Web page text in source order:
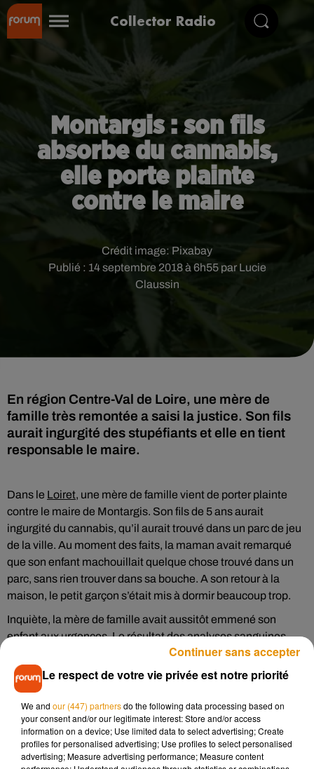
Collector Radio
Montargis : son fils
absorbe du cannabis,
elle porte plainte
contre le maire
Publié : 14 septembre 2018 à 6h55 par Lucie
Claussin
Crédit image: Pixabay
En région Centre-Val de Loire, une mère de
famille très remontée a saisi la justice. Son fils
aurait ingurgité des stupéfiants et elle en tient
responsable le maire.
Dans le Loiret, une mère de famille vient de porter plainte
contre le maire de Montargis. Son fils de 5 ans aurait
ingurgité du cannabis, qu’il aurait trouvé dans un parc de jeu
de la ville. Au moment des faits, la maman avait remarqué
que son enfant machouillait quelque chose trouvé dans un
parc, sans rien trouver dans sa bouche. A son retour à la
maison, le petit garçon s’était mis à dormir beaucoup trop.
Inquiète, la mère de famille avait aussitôt emmené son
enfant aux urgences. Le résultat des analyses sanguines
était sans appel : il avait ingurgité du cannabis. Le maire
s’est défendu en assurant qu’il n’y avait pas de drogue dans
les parcs de la ville et que c’était peut être les parents qui lui
en auraient fait manger. Cet incident a mis en alerte les
services sociaux qui ont diligenté une enquête à l’encontre
de cette famille selon nos confrères de la République du
Centre. En parallèle, le maire deMontargisa assuré qu’il fera
Le respect de votre vie privée est notre priorité
We and our (447) partnersdo the following data processing based on
your consent and/or our legitimate interest: Store and/or access
information on a device; Use limited data to select advertising; Create
profiles for personalised advertising; Use profiles to select personalised
advertising; Measure advertising performance; Measure content
Continuer sans accepter